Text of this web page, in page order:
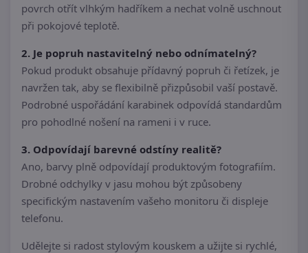
povrch otřít vlhkým hadříkem a nechat volně uschnout
při pokojové teplotě.
2. Je popruh nastavitelný nebo odnímatelný?
Pokud produkt obsahuje přídavný popruh či řetízek, je
navržen tak, aby se flexibilně přizpůsobil vaší postavě.
Podrobné uspořádání karabinek odpovídá standardům
pro pohodlné nošení na rameni i v ruce.
3. Odpovídají barevné odstíny realitě?
Ano, barvy plně odpovídají produktovým fotografiím.
Drobné odchylky v jasu mohou být způsobeny
specifickým nastavením vašeho monitoru či displeje
telefonu.
Udělejte si radost stylovým kouskem a užijte si rychlé,